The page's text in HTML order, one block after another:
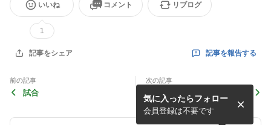
いいね
1
コメント リブログ
記事をシェア 記事を報告する
前の記事
試合
次の記事
女性体験新講座（護身法あ
り）参加者募集中
気に入ったらフォロー
会員登録は不要です